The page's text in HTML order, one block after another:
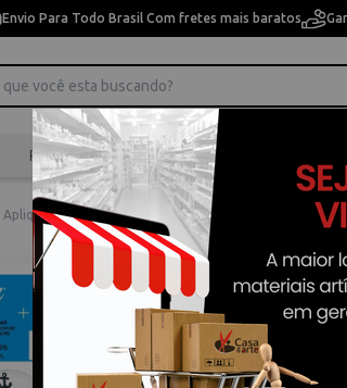
Envio Para Todo Brasil Com fretes mais baratos
Pincéis Desenho
Aplique em Mdf Litoarte Ursinha Marinheira - APM8-960